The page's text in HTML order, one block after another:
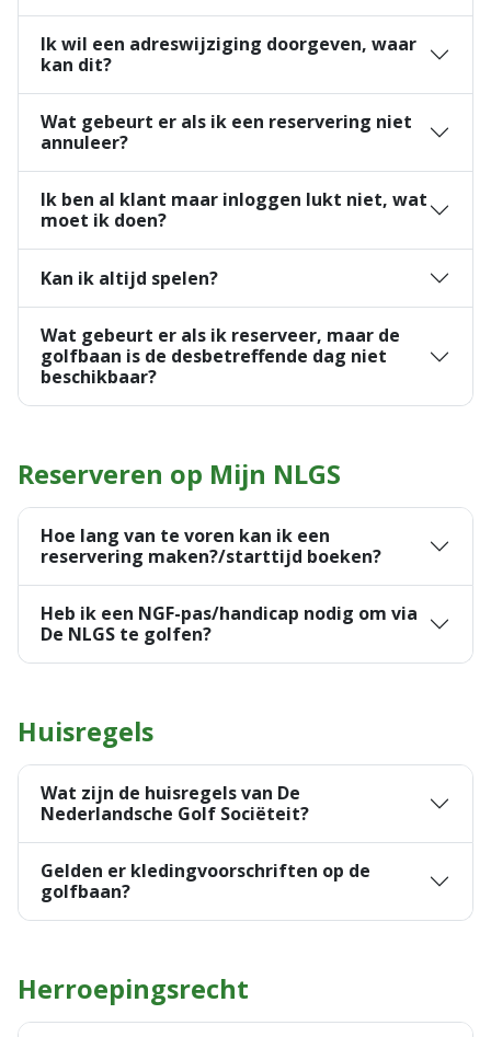
Ik wil een adreswijziging doorgeven, waar
kan dit?
Wat gebeurt er als ik een reservering niet
annuleer?
Ik ben al klant maar inloggen lukt niet, wat
moet ik doen?
Kan ik altijd spelen?
Wat gebeurt er als ik reserveer, maar de
golfbaan is de desbetreffende dag niet
beschikbaar?
Reserveren op Mijn NLGS
Hoe lang van te voren kan ik een
reservering maken?/starttijd boeken?
Heb ik een NGF-pas/handicap nodig om via
De NLGS te golfen?
Huisregels
Wat zijn de huisregels van De
Nederlandsche Golf Sociëteit?
Gelden er kledingvoorschriften op de
golfbaan?
Herroepingsrecht